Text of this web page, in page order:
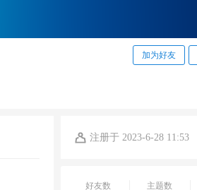
加为好友
注册于 2023-6-28 11:53
好友数 主题数